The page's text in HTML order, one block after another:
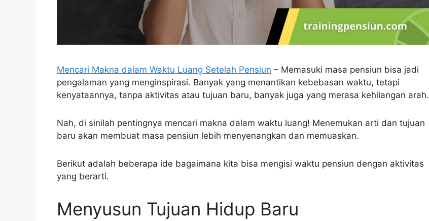
Mencari Makna dalam Waktu Luang Setelah Pensiun – Memasuki masa pensiun bisa jadi
pengalaman yang menginspirasi. Banyak yang menantikan kebebasan waktu, tetapi
kenyataannya, tanpa aktivitas atau tujuan baru, banyak juga yang merasa kehilangan arah.
Nah, di sinilah pentingnya mencari makna dalam waktu luang! Menemukan arti dan tujuan
baru akan membuat masa pensiun lebih menyenangkan dan memuaskan.
Berikut adalah beberapa ide bagaimana kita bisa mengisi waktu pensiun dengan aktivitas
yang berarti.
Menyusun Tujuan Hidup Baru